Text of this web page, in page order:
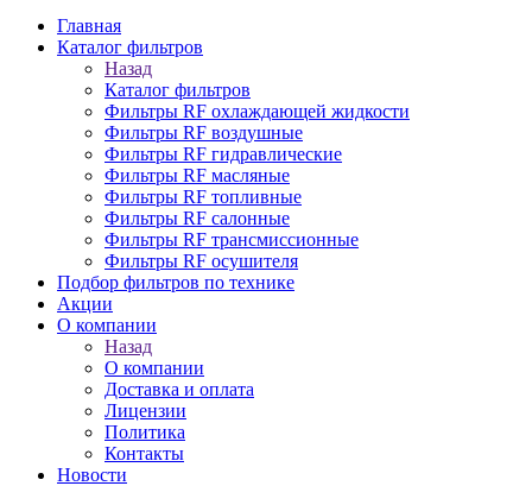
Главная
Каталог фильтров
Назад
Каталог фильтров
Фильтры RF охлаждающей жидкости
Фильтры RF воздушные
Фильтры RF гидравлические
Фильтры RF масляные
Фильтры RF топливные
Фильтры RF салонные
Фильтры RF трансмиссионные
Фильтры RF осушителя
Подбор фильтров по технике
Акции
О компании
Назад
О компании
Доставка и оплата
Лицензии
Политика
Контакты
Новости